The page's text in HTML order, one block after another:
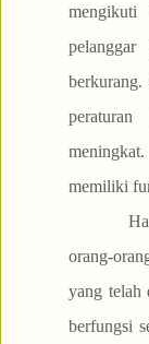
memiliki
orang-
yang telah
berfungsi